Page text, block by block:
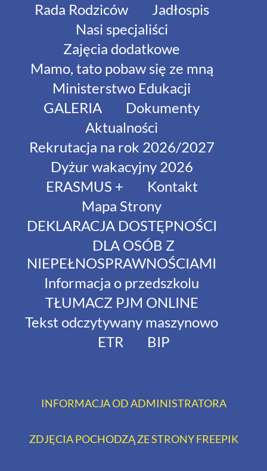
Rada Rodziców
Jadłospis
Nasi specjaliści
Zajęcia dodatkowe
Mamo, tato pobaw się ze mną
Ministerstwo Edukacji
GALERIA
Dokumenty
Aktualności
Rekrutacja na rok 2026/2027
Dyżur wakacyjny 2026
ERASMUS +
Kontakt
Mapa Strony
DEKLARACJA DOSTĘPNOŚCI
DLA OSÓB Z
NIEPEŁNOSPRAWNOŚCIAMI
Informacja o przedszkolu
TŁUMACZ PJM ONLINE
Tekst odczytywany maszynowo
ETR
BIP
INFORMACJA OD ADMINISTRATORA
ZDJĘCIA POCHODZĄ ZE STRONY FREEPIK